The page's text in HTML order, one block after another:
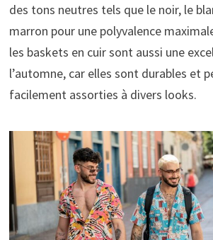
des tons neutres tels que le noir, le
marron pour une polyvalence
les baskets en cuir sont aussi une
l’automne, car elles sont durables et
facilement assorties à divers looks.